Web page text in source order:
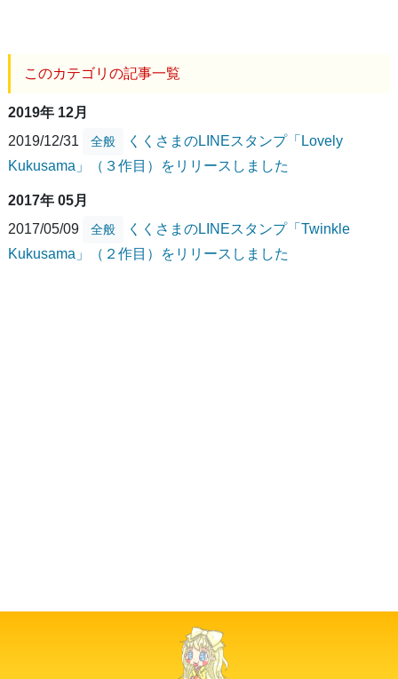
このカテゴリの記事一覧
2019年 12月
2019/12/31
全般
くくさまのLINEスタンプ「Lovely
Kukusama」（３作目）をリリースしました
2017年 05月
2017/05/09
全般
くくさまのLINEスタンプ「Twinkle
Kukusama」（２作目）をリリースしました